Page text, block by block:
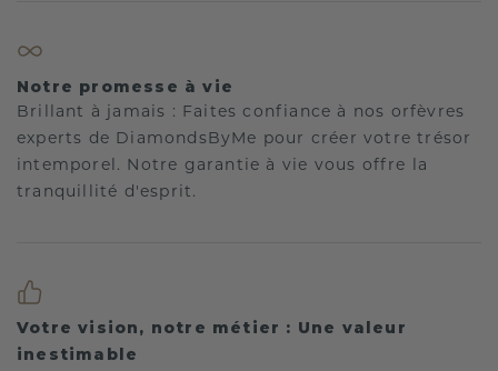
Notre promesse à vie
Brillant à jamais : Faites confiance à nos orfèvres
experts de DiamondsByMe pour créer votre trésor
intemporel. Notre garantie à vie vous offre la
tranquillité d'esprit.
Votre vision, notre métier : Une valeur
inestimable